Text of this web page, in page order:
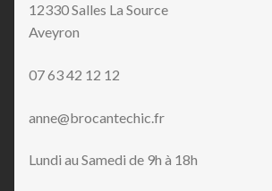
12330 Salles La Source
Aveyron
07 63 42 12 12
anne@brocantechic.fr
Lundi au Samedi de 9h à 18h